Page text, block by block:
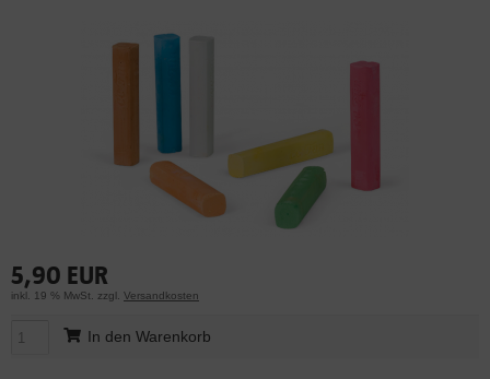
5,90 EUR
inkl. 19 % MwSt. zzgl. Versandkosten
In den Warenkorb